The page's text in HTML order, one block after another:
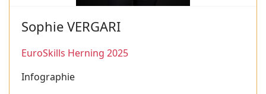
Sophie VERGARI
EuroSkills Herning 2025
Infographie